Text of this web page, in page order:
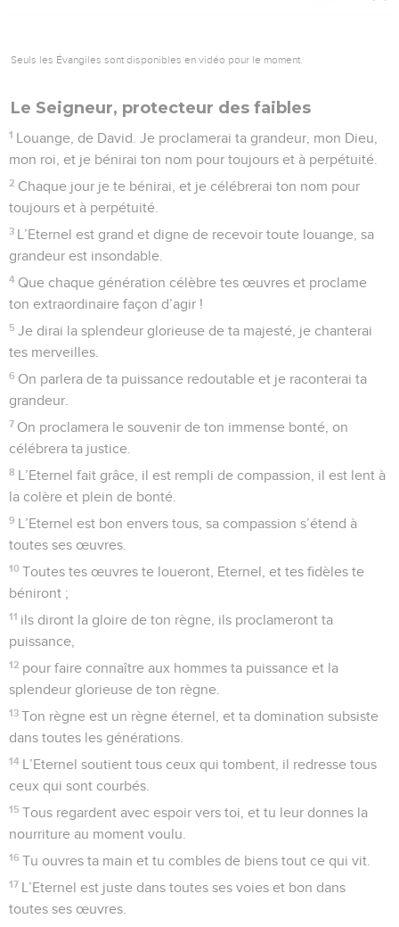
Seuls les Évangiles sont disponibles en vidéo pour le moment.
Le Seigneur, protecteur des faibles
1 Louange, de David. Je proclamerai ta grandeur, mon Dieu,
mon roi, et je bénirai ton nom pour toujours et à perpétuité.
2 Chaque jour je te bénirai, et je célébrerai ton nom pour
toujours et à perpétuité.
3 L’Eternel est grand et digne de recevoir toute louange, sa
grandeur est insondable.
4 Que chaque génération célèbre tes œuvres et proclame
ton extraordinaire façon d’agir !
5 Je dirai la splendeur glorieuse de ta majesté, je chanterai
tes merveilles.
6 On parlera de ta puissance redoutable et je raconterai ta
grandeur.
7 On proclamera le souvenir de ton immense bonté, on
célébrera ta justice.
8 L’Eternel fait grâce, il est rempli de compassion, il est lent à
la colère et plein de bonté.
9 L’Eternel est bon envers tous, sa compassion s’étend à
toutes ses œuvres.
10 Toutes tes œuvres te loueront, Eternel, et tes fidèles te
béniront ;
11 ils diront la gloire de ton règne, ils proclameront ta
puissance,
12 pour faire connaître aux hommes ta puissance et la
splendeur glorieuse de ton règne.
13 Ton règne est un règne éternel, et ta domination subsiste
dans toutes les générations.
14 L’Eternel soutient tous ceux qui tombent, il redresse tous
ceux qui sont courbés.
15 Tous regardent avec espoir vers toi, et tu leur donnes la
nourriture au moment voulu.
16 Tu ouvres ta main et tu combles de biens tout ce qui vit.
17 L’Eternel est juste dans toutes ses voies et bon dans
toutes ses œuvres.